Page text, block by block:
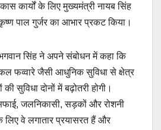
कार्यों के लिए मुख्यमंत्री नायब सिंह
पाल गुर्जर का आभार प्रकट किया।
भगवान सिंह ने अपने संबोधन में कहा कि
फव्वारे जैसी आधुनिक सुविधा से क्षेत्र
सुविधा दोनों में बढ़ोतरी होगी।
जलनिकासी, सड़कों और रोशनी
वे लगातार प्रयासरत हैं और